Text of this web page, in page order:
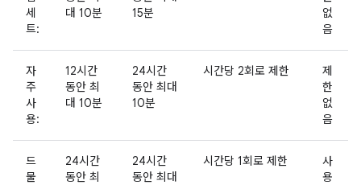
세
트:
대 10분
15분
없
음
자
주
사
용:
12시간
동안 최
대 10분
24시간
동안 최대
10분
시간당 2회로 제한
제
한
없
음
드
물
24시간
동안 최
24시간
동안 최대
시간당 1회로 제한
사
용